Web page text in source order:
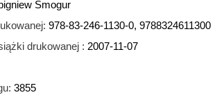
Smogur
978-83-246-1130-0, 9788324611300
drukowanej : 2007-11-07
3855